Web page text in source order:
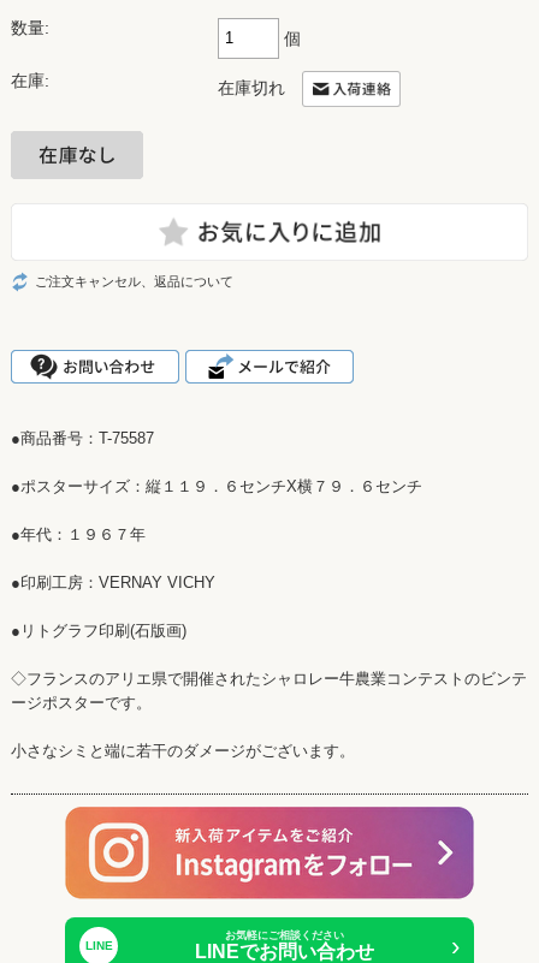
数量:
個
在庫: 在庫切れ
ご注文キャンセル、返品について
●商品番号：T-75587
●ポスターサイズ：縦１１９．６センチX横７９．６センチ
●年代：１９６７年
●印刷工房：VERNAY VICHY
●リトグラフ印刷(石版画)
◇フランスのアリエ県で開催されたシャロレー牛農業コンテストのビンテ
ージポスターです。
小さなシミと端に若干のダメージがございます。
LINE
お気軽にご相談ください
LINEでお問い合わせ ›